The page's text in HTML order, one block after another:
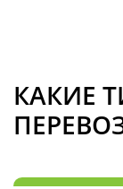
КАКИЕ